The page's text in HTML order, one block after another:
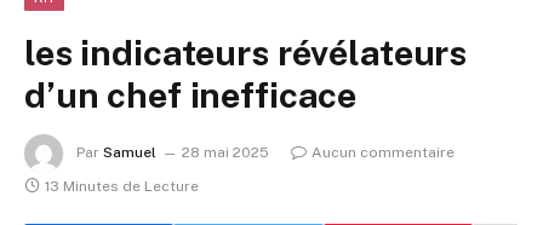
les indicateurs révélateurs
d’un chef inefficace
Par Samuel 28 mai 2025
Aucun commentaire
13 Minutes de Lecture